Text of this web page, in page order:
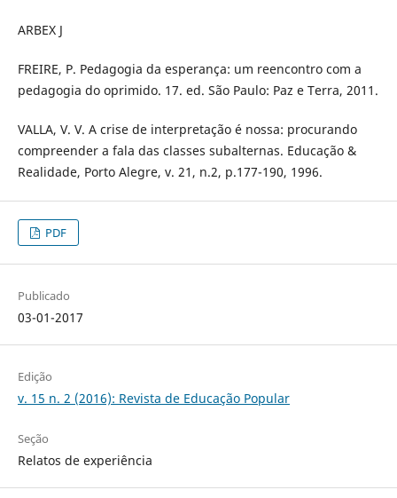
ARBEX J
FREIRE, P. Pedagogia da esperança: um reencontro com a
pedagogia do oprimido. 17. ed. São Paulo: Paz e Terra, 2011.
VALLA, V. V. A crise de interpretação é nossa: procurando
compreender a fala das classes subalternas. Educação &
Realidade, Porto Alegre, v. 21, n.2, p.177-190, 1996.
PDF
Publicado
03-01-2017
Edição
v. 15 n. 2 (2016): Revista de Educação Popular
Seção
Relatos de experiência